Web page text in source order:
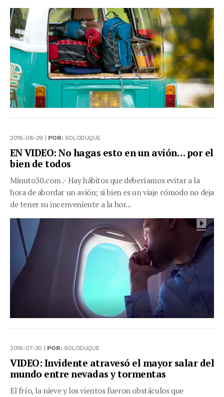
2018-08-29 | POR: SOLODUQUE
EN VIDEO: No hagas esto en un avión… por el
bien de todos
Minuto30.com .- Hay hábitos que deberíamos evitar a la
hora de abordar un avión; si bien es un viaje cómodo no deja
de tener su incenveniente a la hor...
2018-07-30 | POR: SOLODUQUE
VIDEO: Invidente atravesó el mayor salar del
mundo entre nevadas y tormentas
El frío, la nieve y los vientos fueron obstáculos que